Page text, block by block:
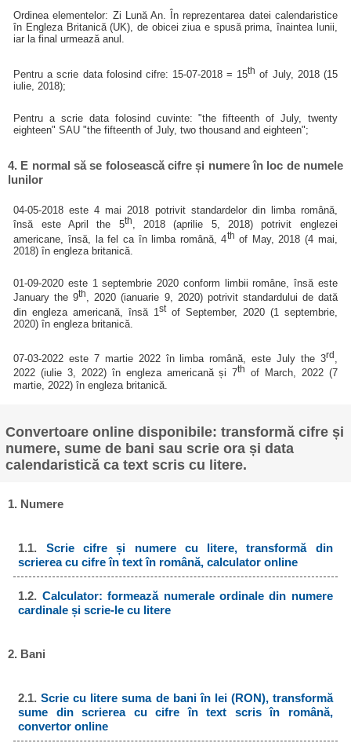
Ordinea elementelor: Zi Lună An. În reprezentarea datei calendaristice
în Engleza Britanică (UK), de obicei ziua e spusă prima, înaintea lunii,
iar la final urmează anul.
Pentru a scrie data folosind cifre: 15-07-2018 = 15th of July, 2018 (15
iulie, 2018);
Pentru a scrie data folosind cuvinte: "the fifteenth of July, twenty
eighteen" SAU "the fifteenth of July, two thousand and eighteen";
4. E normal să se folosească cifre și numere în loc de numele
lunilor
04-05-2018 este 4 mai 2018 potrivit standardelor din limba română,
însă este April the 5th, 2018 (aprilie 5, 2018) potrivit englezei
americane, însă, la fel ca în limba română, 4th of May, 2018 (4 mai,
2018) în engleza britanică.
01-09-2020 este 1 septembrie 2020 conform limbii române, însă este
January the 9th, 2020 (ianuarie 9, 2020) potrivit standardului de dată
din engleza americană, însă 1stof September, 2020 (1 septembrie,
2020) în engleza britanică.
07-03-2022 este 7 martie 2022 în limba română, este July the 3rd ,
2022 (iulie 3, 2022) în engleza americană și 7th
of March, 2022 (7
martie, 2022) în engleza britanică.
Convertoare online disponibile: transformă cifre și
numere, sume de bani sau scrie ora și data
calendaristică ca text scris cu litere.
1. Numere
1.1. Scrie cifre și numere cu litere, transformă din
scrierea cu cifre în text în română, calculator online
1.2. Calculator: formează numerale ordinale din numere
cardinale și scrie-le cu litere
2. Bani
2.1.Scrie cu litere suma de bani în lei (RON), transformă
sume din scrierea cu cifre în text scris în română,
convertor online